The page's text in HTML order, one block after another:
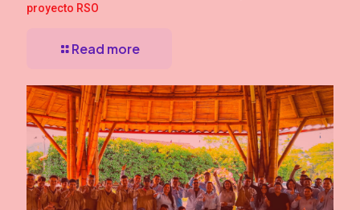
proyecto RSO
Read more